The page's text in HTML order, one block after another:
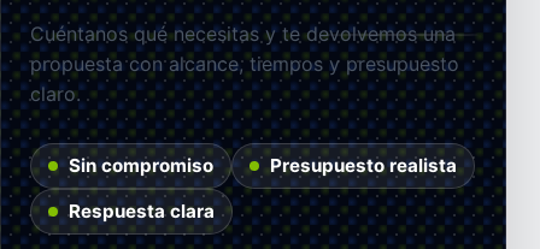
Cuéntanos qué necesitas y te devolvemos una
propuesta con alcance, tiempos y presupuesto
claro.
Sin compromiso
Presupuesto realista
Respuesta clara